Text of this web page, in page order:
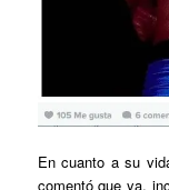
En cuanto a su
comentó que ya,